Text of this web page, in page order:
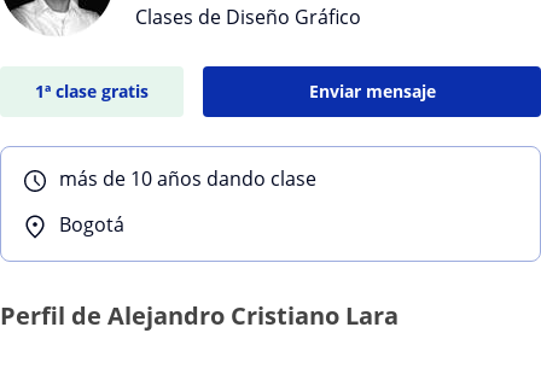
Clases de Diseño Gráfico
1ª clase gratis Enviar mensaje
más de 10 años dando clase
Bogotá
Perfil de Alejandro Cristiano Lara